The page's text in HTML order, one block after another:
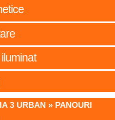
3 URBAN » PANOURI